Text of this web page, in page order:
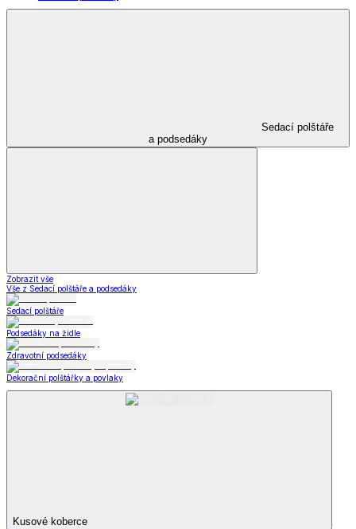
Sedací polštáře
a podsedáky
Zobrazit vše
Vše z Sedací polštáře a podsedáky
Sedací polštáře
Podsedáky na židle
Zdravotní podsedáky
Dekorační polštářky a povlaky
Kusové koberce